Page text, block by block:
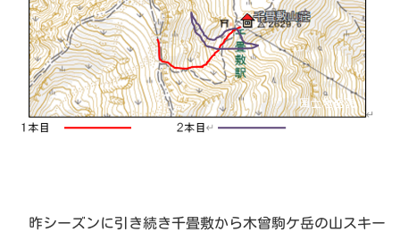
昨シーズンに引き続き千畳敷から木曾駒ケ岳の山スキー